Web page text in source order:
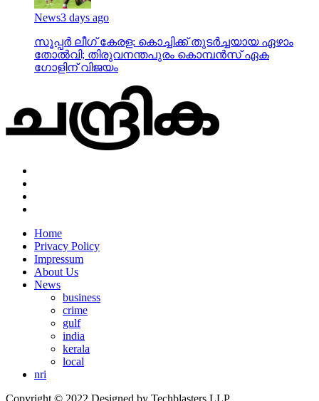
News3 days ago
സൂപ്പര്‍ ലീഗ് കേരള: കൊച്ചിക്ക് തുടര്‍ച്ചയായ ഏഴാം
തോല്‍വി; തിരുവനന്തപുരം കൊമ്പന്‍സ് ഏക
ഗോളിന് വിജയം
Home
Privacy Policy
Impressum
About Us
News
business
crime
gulf
india
kerala
local
nri
Copyright © 2022 Designed by Techblasters LLP